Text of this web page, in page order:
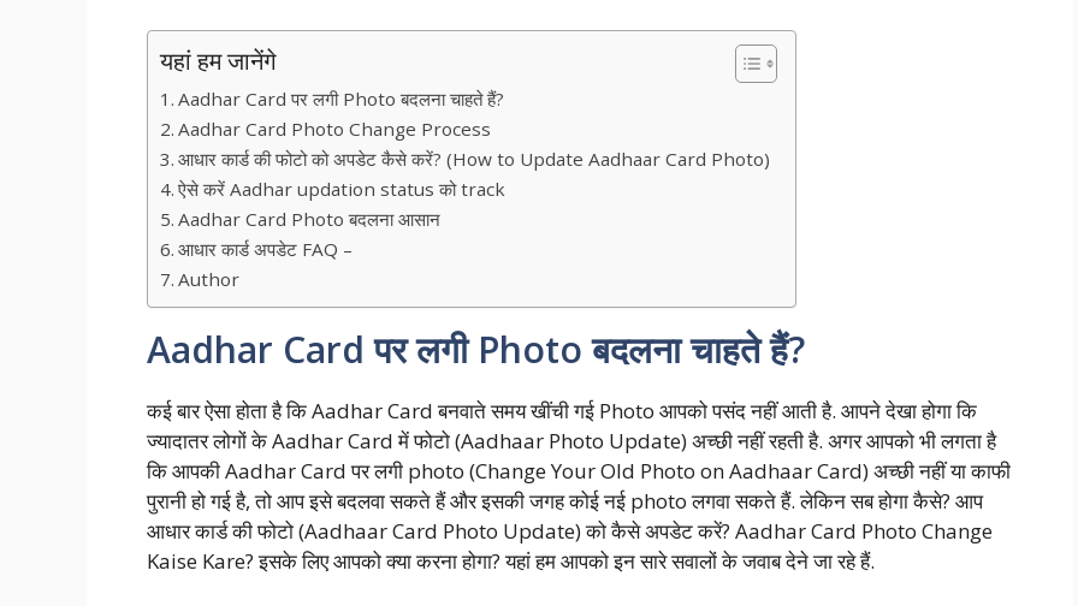
यहां हम जानेंगे
Aadhar Card पर लगी Photo बदलना चाहते हैं?
Aadhar Card Photo Change Process
आधार कार्ड की फोटो को अपडेट कैसे करें? (How to Update Aadhaar Card Photo)
ऐसे करें Aadhar updation status को track
Aadhar Card Photo बदलना आसान
आधार कार्ड अपडेट FAQ –
Author
Aadhar Card पर लगी Photo बदलना चाहते हैं?
कई बार ऐसा होता है कि Aadhar Card बनवाते समय खींची गई Photo आपको पसंद नहीं आती है. आपने देखा होगा कि
ज्यादातर लोगों के Aadhar Card में फोटो (Aadhaar Photo Update) अच्छी नहीं रहती है. अगर आपको भी लगता है
कि आपकी Aadhar Card पर लगी photo (Change Your Old Photo on Aadhaar Card) अच्‍छी नहीं या काफी
पुरानी हो गई है, तो आप इसे बदलवा सकते हैं और इसकी जगह कोई नई photo लगवा सकते हैं. लेकिन सब होगा कैसे? आप
आधार कार्ड की फोटो (Aadhaar Card Photo Update) को कैसे अपडेट करें? Aadhar Card Photo Change
Kaise Kare? इसके लिए आपको क्‍या करना होगा? यहां हम आपको इन सारे सवालों के जवाब देने जा रहे हैं.